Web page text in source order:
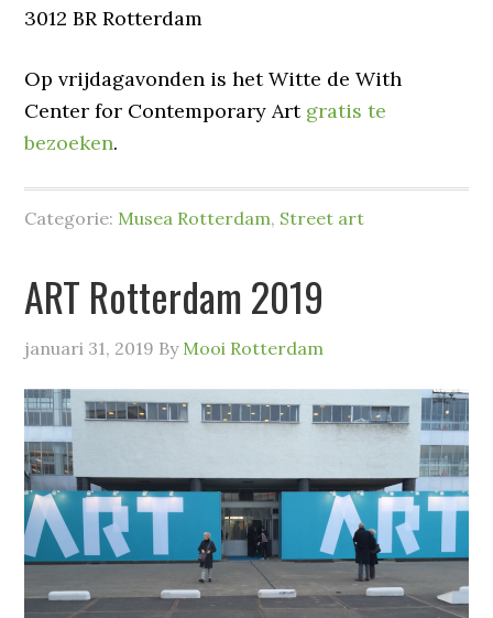
3012 BR Rotterdam
Op vrijdagavonden is het Witte de With
Center for Contemporary Art gratis te
bezoeken.
Categorie: Musea Rotterdam, Street art
ART Rotterdam 2019
januari 31, 2019 By Mooi Rotterdam